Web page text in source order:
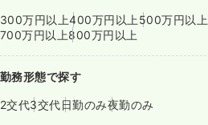
300万円以上400万円以上 500万円以上
700万円以上800万円以上
勤務形態で探す
2交代3交代日勤のみ夜勤のみ